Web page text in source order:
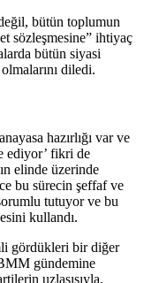
bütün toplumun
sözleşmesine” ihtiyaç
bütün siyasi
diledi.
hazırlığı var ve
ediyor’ fikri de
elinde üzerinde
bu sürecin şeffaf ve
tutuyor ve bu
kullandı.
gördükleri bir diğer
gündemine
uzlaşısıyla,